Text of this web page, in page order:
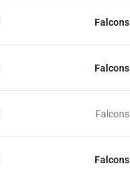
Falcons
Falcons
Falcons
Falcons